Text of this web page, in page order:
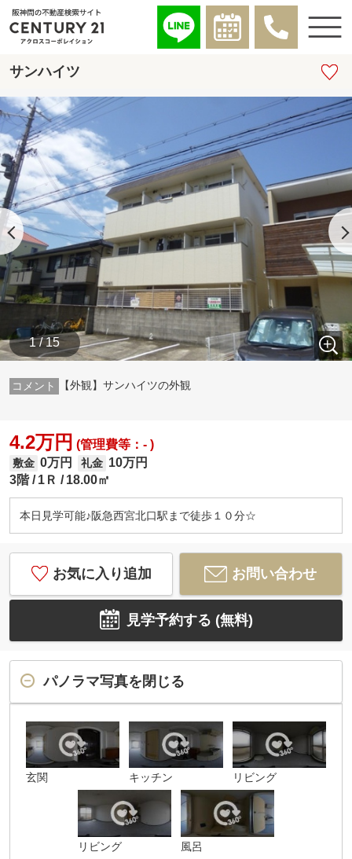
サンハイツ
【外観】サンハイツの外観
1 / 15
4.2万円 (管理費等：- )
敷金 0万円 礼金 10万円
3階
1Ｒ 18.00㎡
本日見学可能♪阪急西宮北口駅まで徒歩１０分☆
お気に入り追加 お問い合わせ
見学予約する (無料)
パノラマ写真を閉じる
玄関 キッチン リビング
リビング 風呂